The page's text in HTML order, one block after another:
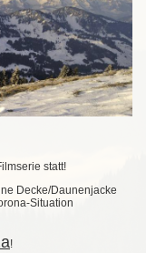
statt!
Decke/Daunenjacke
Situation
!